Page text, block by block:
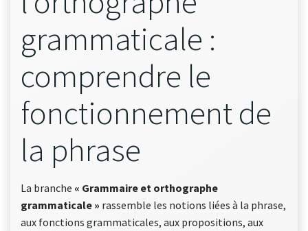
grammaticale :
comprendre le
fonctionnement de
la phrase
La branche « Grammaire et orthographe
grammaticale » rassemble les notions liées à la phrase,
aux fonctions grammaticales, aux propositions, aux